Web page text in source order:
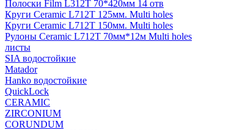
Полоски Film L312T 70*420мм 14 отв
Круги Ceramic L712T 125мм. Multi holes
Круги Ceramic L712T 150мм. Multi holes
Рулоны Ceramic L712T 70мм*12м Multi holes
листы
SIA водостойкие
Matador
Hanko водостойкие
QuickLock
CERAMIC
ZIRCONIUM
СORUNDUM